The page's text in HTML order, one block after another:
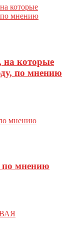
на которые
по мнению
по мнению